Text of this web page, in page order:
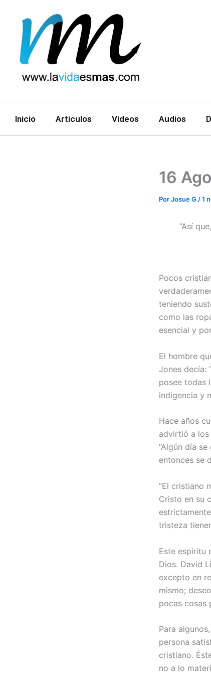
contenido
Inicio Articulos Videos Audios
16
PorJosue G /1
“Así
Pocos
teniendo
como las
esencial y
El hombre
Jones decía:
posee todas
indigencia y
Hace años
advirtió a los
“Algún día
entonces se
“El cristiano
Cristo en su
tristeza
Este espíritu
Dios. David
excepto en
mismo;
pocas cosas
Para
persona
cristiano.
no a lo